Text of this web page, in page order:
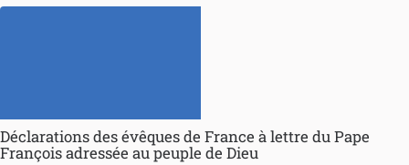
Déclarations des évêques de France à lettre du Pape
François adressée au peuple de Dieu